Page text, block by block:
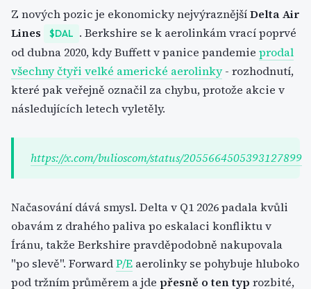
Z nových pozic je ekonomicky nejvýraznějšíDelta Air
Lines
$DAL . Berkshire se k aerolinkám vrací poprvé
od dubna 2020, kdy Buffett v panice pandemie prodal
všechny čtyři velké americké aerolinky- rozhodnutí,
které pak veřejně označil za chybu, protože akcie v
následujících letech vyletěly.
https://x.com/bulioscom/status/2055664505393127899
Načasování dává smysl. Delta v Q1 2026 padala kvůli
obavám z drahého paliva po eskalaci konfliktu v
Íránu, takže Berkshire pravděpodobně nakupovala
"po slevě". ForwardP/E aerolinky se pohybuje hluboko
pod tržním průměrem a jde přesně o ten typ rozbité,